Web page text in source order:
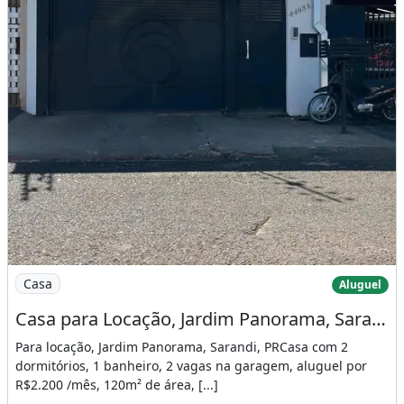
Imagem: Casa para Locação, Jardim Panorama, Sarandi
Casa Aluguel
Casa para Locação, Jardim Panorama, Sarandi, Pr
Para locação, Jardim Panorama, Sarandi, PRCasa com 2
dormitórios, 1 banheiro, 2 vagas na garagem, aluguel por
R$2.200 /mês, 120m² de área, [...]